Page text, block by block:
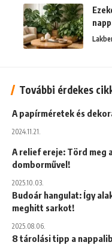
További érdekes
A papírméretek és
2024.11.21.
A relief ereje: Törd meg
domborművel!
2025.10.03.
Budoár hangulat: Így
meghitt sarkot!
2025.08.06.
8 tárolási tipp a